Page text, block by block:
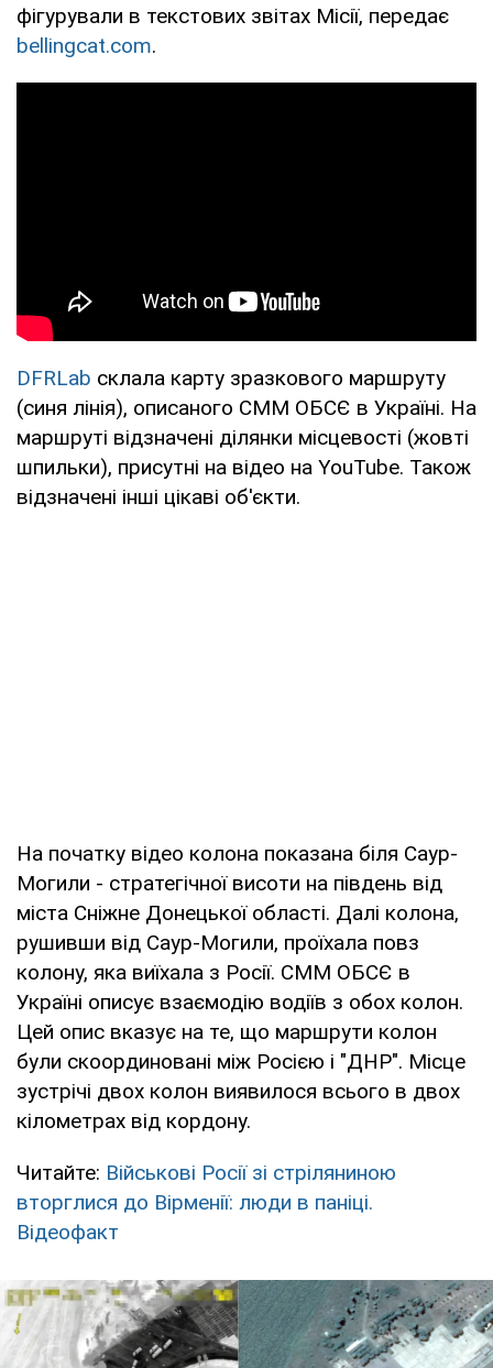
фігурували в текстових звітах Місії, передає
bellingcat.com.
DFRLab склала карту зразкового маршруту
(синя лінія), описаного СММ ОБСЄ в Україні. На
маршруті відзначені ділянки місцевості (жовті
шпильки), присутні на відео на YouTube. Також
відзначені інші цікаві об'єкти.
На початку відео колона показана біля Саур-
Могили - стратегічної висоти на південь від
міста Сніжне Донецької області. Далі колона,
рушивши від Саур-Могили, проїхала повз
колону, яка виїхала з Росії. СММ ОБСЄ в
Україні описує взаємодію водіїв з обох колон.
Цей опис вказує на те, що маршрути колон
були скоординовані між Росією і "ДНР". Місце
зустрічі двох колон виявилося всього в двох
кілометрах від кордону.
Читайте: Військові Росії зі стріляниною
вторглися до Вірменії: люди в паніці.
Відеофакт